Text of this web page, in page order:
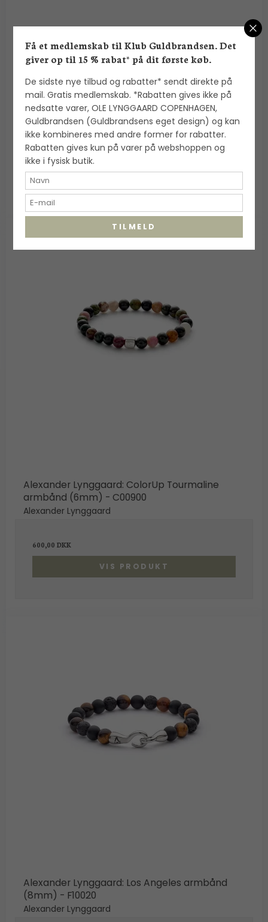
Alexander Lynggaard: ColorUp Lava Stone
armbånd (8mm) - C00240
Alexander Lynggaard
700,00 DKK
Alexander Lynggaard: ColorUp Tourmaline
armbånd (6mm) - C00900
Alexander Lynggaard
600,00 DKK
VIS PRODUKT
Alexander Lynggaard: Los Angeles armbånd
(8mm) - F10020
Alexander Lynggaard
Få et medlemskab til Klub Guldbrandsen. Det
giver op til 15 % rabat* på dit første køb.
De sidste nye tilbud og rabatter* sendt direkte på
mail. Gratis medlemskab. *Rabatten gives ikke på
nedsatte varer, OLE LYNGGAARD COPENHAGEN,
Guldbrandsen (Guldbrandsens eget design) og kan
ikke kombineres med andre former for rabatter.
Rabatten gives kun på varer på webshoppen og
ikke i fysisk butik.
TILMELD